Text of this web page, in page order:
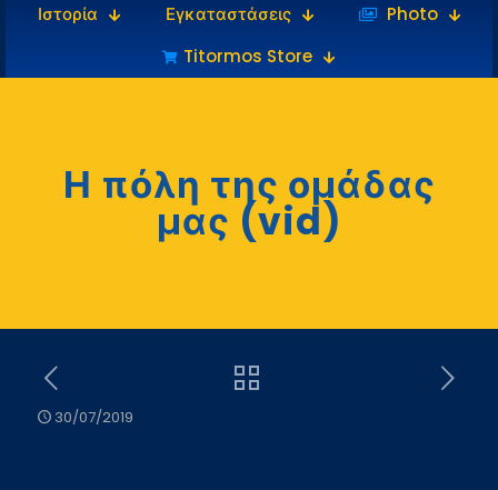
Ιστορία
Εγκαταστάσεις
‎‏‏‎ ‎Photo
Titormos Store
Η πόλη της ομάδας
μας (vid)
30/07/2019